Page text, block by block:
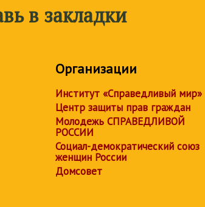
в закладки
Организации
Институт «Справедливый мир»
Центр защиты прав граждан
Молодежь СПРАВЕДЛИВОЙ
РОССИИ
Социал-демократический союз
женщин России
Домсовет